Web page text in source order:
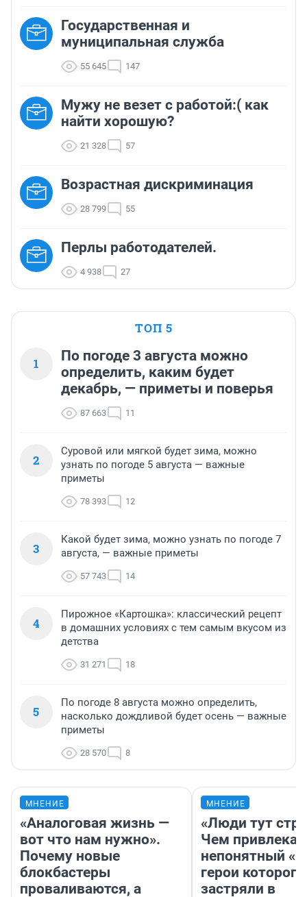
Государственная и
муниципальная служба
55 645 147
Мужу не везет с работой:( как
найти хорошую?
21 328 57
Возрастная дискриминация
28 799 55
Перлы работодателей.
4 938 27
ТОП 5
1
По погоде 3 августа можно
определить, каким будет
декабрь, — приметы и поверья
87 663 11
2
Суровой или мягкой будет зима, можно
узнать по погоде 5 августа — важные
приметы
78 393 12
3
Какой будет зима, можно узнать по погоде 7
августа, — важные приметы
57 743 14
4
Пирожное «Картошка»: классический рецепт
в домашних условиях с тем самым вкусом из
детства
31 271 18
5
По погоде 8 августа можно определить,
насколько дождливой будет осень — важные
приметы
28 570 8
МНЕНИЕ
«Аналоговая жизнь —
вот что нам нужно».
Почему новые
блокбастеры
проваливаются, а
МНЕНИЕ
«Люди тут
Чем
непонятный
герои которого
застряли в